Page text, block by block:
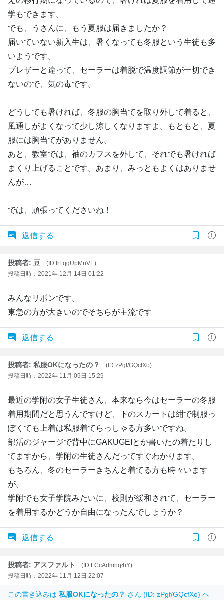
学もできます。
でも、うさんに、もう夏服は届きましたか？
届いていない新入生は、暑くなっても冬服という生徒も多
いようです。
ブレザーと違って、セーラーは着脱で温度調節が一切でき
ないので、気の毒です。
どうしても暑ければ、冬服の胸当てを取り外して着ると、
風通しがよくなって少し涼しくなりますよ。もともと、夏
服には胸当てがありません。
あと、教室では、袖のカフスを外して、それでも暑ければ
まくり上げることです。あまり、みっともよくはありませ
んが…
では、頑張ってくださいね！
返信する
投稿者: 豆
(ID:IrLqgUpMnVE)
投稿日時：2021年 12月 14日 01:22
みんなリボンです。
東急の方が大きいのでそちらが主流です
返信する
投稿者: 私服OKになったの？
(ID:zPgf/GQcfXo)
投稿日時：2022年 11月 09日 15:29
最近の学附の女子生徒さん、本来なら今はセーラーの冬服
着用期間だと思うんですけど、下のスカートは紺で制服っ
ぽくても上着は私服着てらっしゃる方多いですね。
部活のジャージで背中にGAKUGEIとか書いたの着たりし
てますから、学附の生徒さんだってすぐわかります。
もちろん、冬のセーラーきちんと着てる方も時々います
が。
学附でも女子学院みたいに、校則が緩和されて、セーラー
を着用するかどうか自由になったんでしょうか？
返信する
投稿者: アスファルト
(ID:LCcAdmhq4iY)
投稿日時：2022年 11月 12日 22:07
この書き込みは 私服OKになったの？ さん (ID: zPgf/GQcfXo) へ